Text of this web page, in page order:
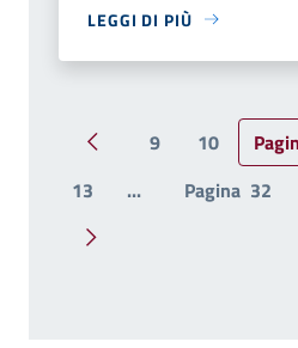
LEGGI DI PIÙ
Pagina precedente
9 10
13
... Pagina 32
Pagina successiva